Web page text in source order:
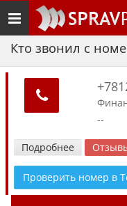
Toggle
navigation
Кто звонил с
--
Подробнее
Проверить номер в